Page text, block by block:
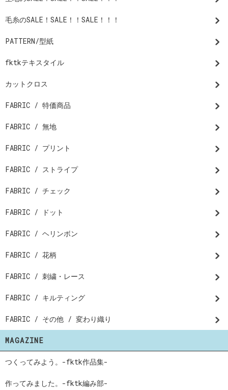
毛糸のSALE！SALE！！SALE！！！
PATTERN/型紙
fktkテキスタイル
カットクロス
FABRIC / 特価商品
FABRIC / 無地
FABRIC / プリント
FABRIC / ストライプ
FABRIC / チェック
FABRIC / ドット
FABRIC / ヘリンボン
FABRIC / 花柄
FABRIC / 刺繍・レース
FABRIC / キルティング
FABRIC / その他 / 変わり織り
MAGAZINE
つくってみよう。-fktk作品集-
作ってみました。-fktk編み部-